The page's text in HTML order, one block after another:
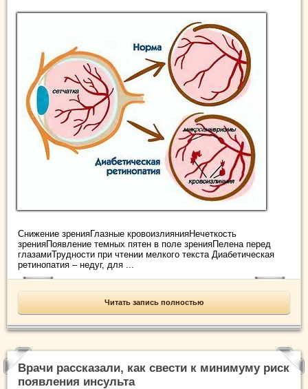
Снижение зренияГлазные кровоизлиянияНечеткость
зренияПоявление темных пятен в поле зренияПелена перед
глазамиТрудности при чтении мелкого текста Диабетическая
ретинопатия – недуг, для ...
Читать запись полностью
Врачи рассказали, как свести к минимуму риск
появления инсульта